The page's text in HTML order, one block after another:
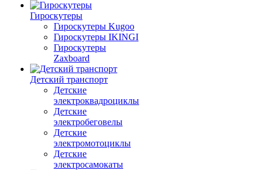
Гироскутеры
Гироскутеры Kugoo
Гироскутеры IKINGI
Гироскутеры
Zaxboard
Детский транспорт
Детские
электроквадроциклы
Детские
электробеговелы
Детские
электромотоциклы
Детские
электросамокаты